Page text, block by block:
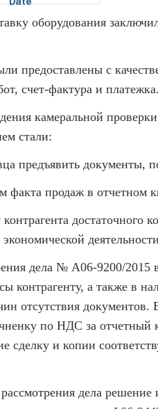
оборудования
предоставлены с
счет-фактура и платежка.
камеральной
стали:
предъявить документы,
продаж в отчетном
достаточного
экономической
дела № А06-9200/2015
контрагенту, а также в
отсутствия документов.
по НДС за отчетный
сделку и копии
рассмотрения дела